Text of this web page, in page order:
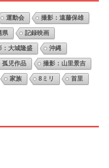
運動会 撮影：遠藤保雄
県 記録映画
：大城隆盛 沖縄
孤児作品 撮影：山里景吉
家族 8ミリ 首里